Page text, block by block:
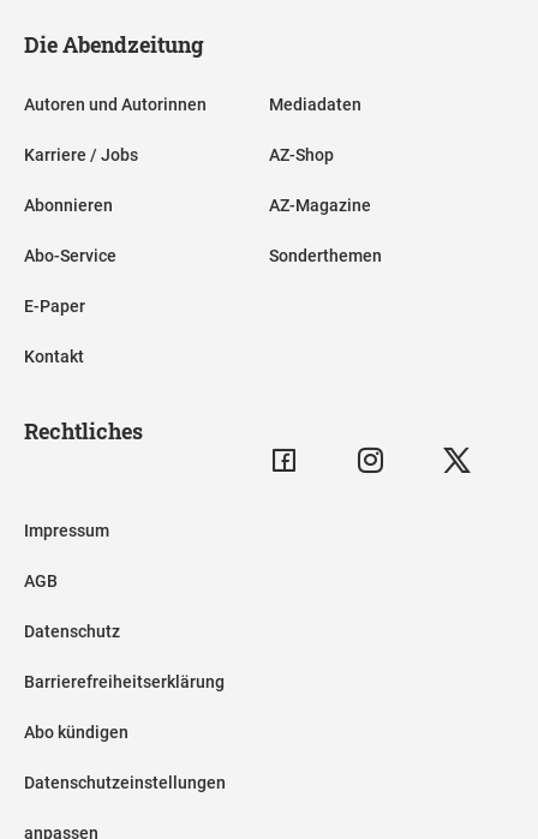
Die Abendzeitung
Autoren und Autorinnen
Karriere / Jobs
Abonnieren
Abo-Service
E-Paper
Kontakt
Mediadaten
AZ-Shop
AZ-Magazine
Sonderthemen
Rechtliches
Impressum
AGB
Datenschutz
Barrierefreiheitserklärung
Abo kündigen
Datenschutzeinstellungen
anpassen